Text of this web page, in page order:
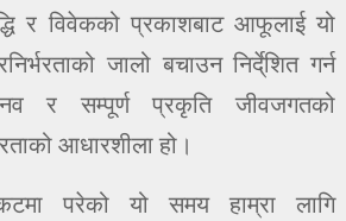
र विवेकको प्रकाशबाट आफूलाई यो
जालो बचाउन निर्दे्शित गर्न
र सम्पूर्ण प्रकृति जीवजगतको
आधारशीला हो।
परेको यो समय हाम्रा लागि